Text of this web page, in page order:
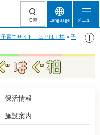
検索 Language メニュー
子育てサイト はぐはぐ柏 > 子
て情報 はぐはぐ
保活情報
施設案内